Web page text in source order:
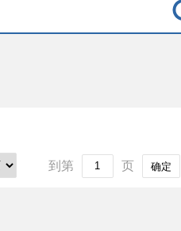
到第 页 确定